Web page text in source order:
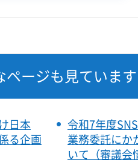
ページも見ています
日本
る企画
令和7年度
業務委託にか
いて（審議会